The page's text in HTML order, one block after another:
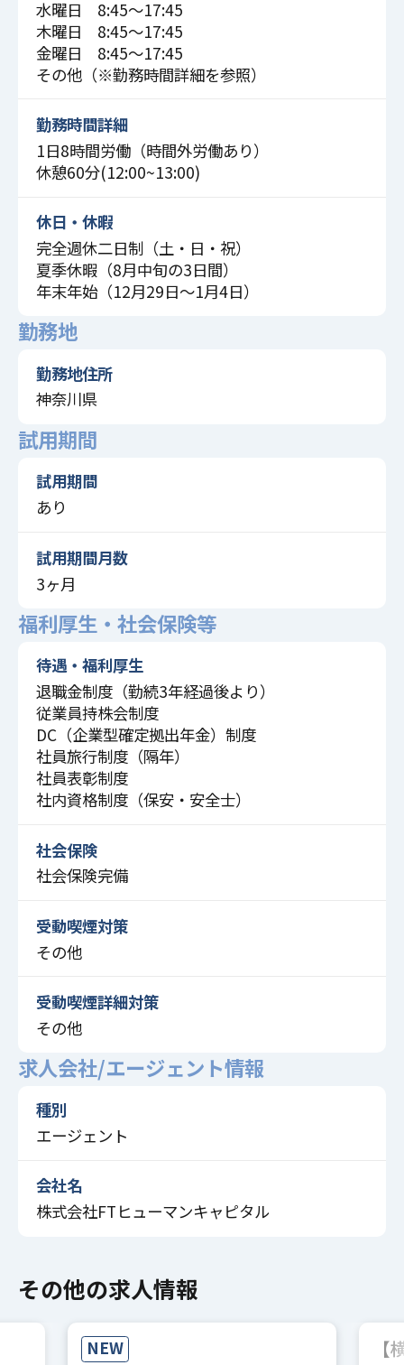
水曜日 8:45〜17:45
木曜日 8:45〜17:45
金曜日 8:45〜17:45
その他（※勤務時間詳細を参照）
勤務時間詳細
1日8時間労働（時間外労働あり）
休憩60分(12:00~13:00)
休日・休暇
完全週休二日制（土・日・祝）
夏季休暇（8月中旬の3日間）
年末年始（12月29日～1月4日）
勤務地
勤務地住所
神奈川県
試用期間
試用期間
あり
試用期間月数
3ヶ月
福利厚生・社会保険等
待遇・福利厚生
退職金制度（勤続3年経過後より）
従業員持株会制度
DC（企業型確定拠出年金）制度
社員旅行制度（隔年）
社員表彰制度
社内資格制度（保安・安全士）
社会保険
社会保険完備
受動喫煙対策
その他
受動喫煙詳細対策
その他
求人会社/エージェント情報
種別
エージェント
会社名
株式会社FTヒューマンキャピタル
その他の求人情報
NEW